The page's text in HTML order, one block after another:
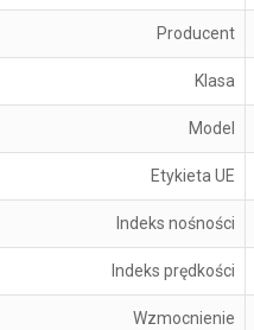
Producent
Klasa
Model
Etykieta UE
Indeks nośności
Indeks prędkości
Wzmocnienie